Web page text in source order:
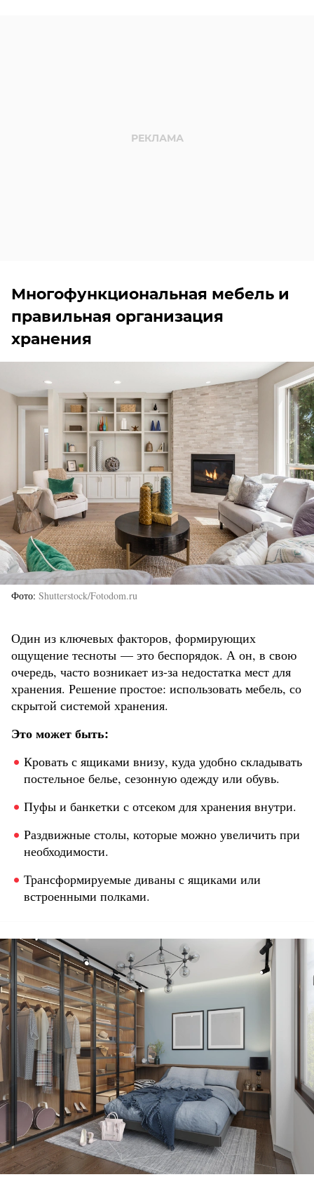
Многофункциональная мебель и
правильная организация
хранения
Фото Shutterstock/Fotodom.ru
Один из ключевых факторов, формирующих
ощущение тесноты — это беспорядок. А он, в свою
очередь, часто возникает из-за недостатка мест для
хранения. Решение простое: использовать мебель, со
скрытой системой хранения.
Это может быть:
Кровать с ящиками внизу, куда удобно складывать
постельное белье, сезонную одежду или обувь.
Пуфы и банкетки с отсеком для хранения внутри.
Раздвижные столы, которые можно увеличить при
необходимости.
Трансформируемые диваны с ящиками или
встроенными полками.